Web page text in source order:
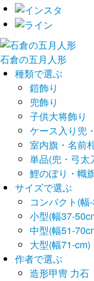
石倉の五月 人形
種類で選ぶ
鎧飾り
兜飾り
子供大将飾り
ケース入り兜
室内旗・名前
単品(兜・弓太
鯉のぼり・幟
サイズで選ぶ
コンパクト(幅
小型(幅37-
中型(幅51-
大型(幅71-cm)
作者で選ぶ
造形甲冑 力石